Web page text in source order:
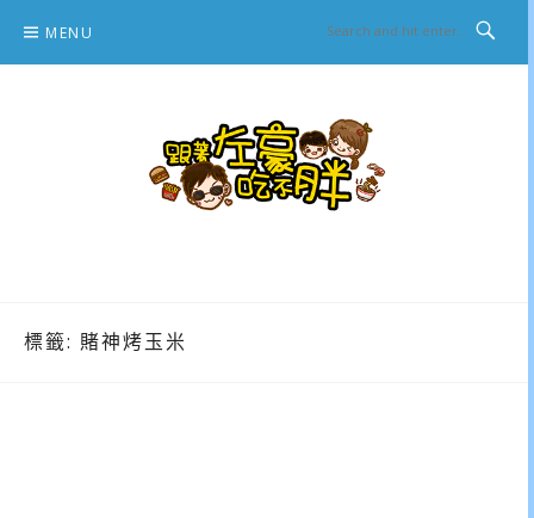
content
MENU
標籤: 賭神烤玉米